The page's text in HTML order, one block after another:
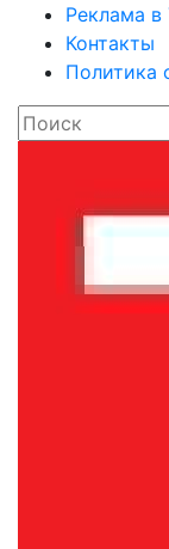
Реклама в
Контакты
Политика